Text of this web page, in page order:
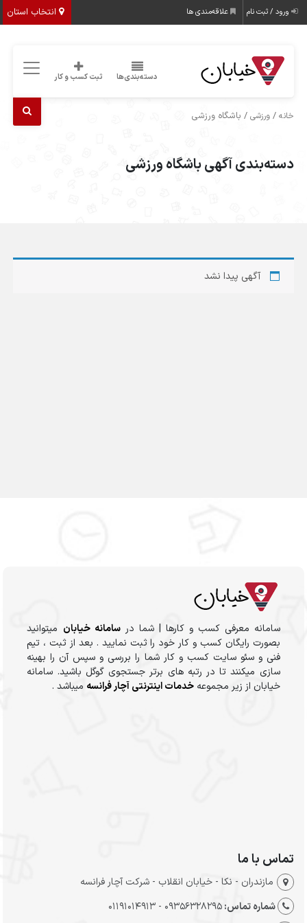
انتخاب استان ورود / ثبت نام علاقه‌مندی ها
دسته‌بندی‌ها ثبت کسب و کار
خانه /ورزشی / باشگاه ورزشی
دسته‌بندی آگهی باشگاه ورزشی
آگهی پیدا نشد
سامانه معرفی کسب و کارها | شما درسامانه خیابان میتوانید
بصورت رایگان کسب و کار خود را ثبت نمایید . بعد از ثبت ، تیم
فنی و سئو سایت کسب و کار شما را بررسی و سپس آن را بهینه
سازی میکنند تا در رتبه های برتر جستجوی گوگل باشید. سامانه
خیابان از زیر مجموعهخدمات اینترنتی آچار فرانسه میباشد .
تماس با ما
مازندران - نکا - خیابان انقلاب - شرکت آچار فرانسه
شماره تماس:09356328295 - 01191014913